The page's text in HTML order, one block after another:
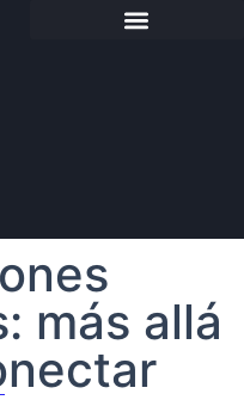
más allá